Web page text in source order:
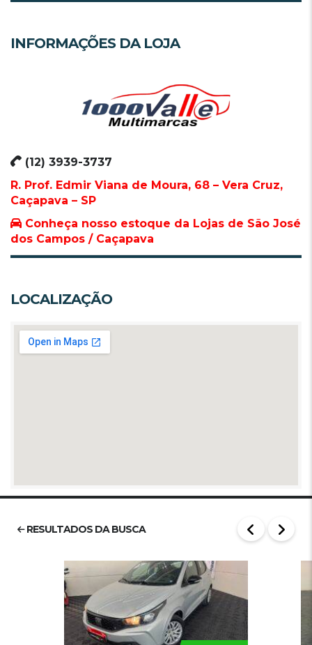
INFORMAÇÕES DA LOJA
(12) 3939-3737
R. Prof. Edmir Viana de Moura, 68 – Vera Cruz,
Caçapava – SP
Conheça nosso estoque da Lojas de São José
dos Campos / Caçapava
LOCALIZAÇÃO
RESULTADOS DA BUSCA